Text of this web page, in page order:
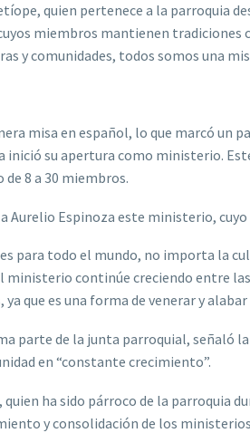
quien pertenece a la parroquia
cuyos miembros mantienen
y comunidades, todos somos una
misa en español, lo que marcó
inició su apertura como ministerio.
8 a 30 miembros.
Aurelio Espinoza este ministerio, cuyo
para todo el mundo, no importa la
ministerio continúe creciendo entre
que es una forma de venerar y
parte de la junta parroquial, señaló
en “constante crecimiento”.
ha sido párroco de la parroquia
y consolidación de los